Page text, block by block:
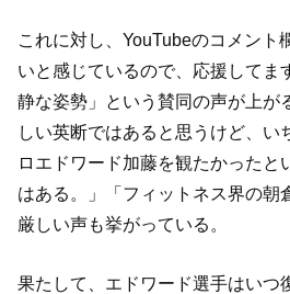
これに対し、YouTubeのコメント
いと感じているので、応援してま
静な姿勢」という賛同の声が上が
しい英断ではあると思うけど、い
ロエドワード加藤を観たかったと
はある。」「フィットネス界の朝
厳しい声も挙がっている。
果たして、エドワード選手はいつ